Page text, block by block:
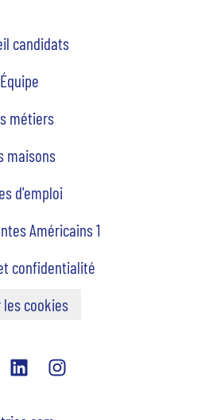
candidats
Équipe
métiers
maisons
d'emploi
Américains 1
confidentialité
les cookies